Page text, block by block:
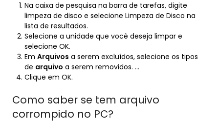
Na caixa de pesquisa na barra de tarefas, digite
limpeza de disco e selecione Limpeza de Disco na
lista de resultados.
Selecione a unidade que você deseja limpar e
selecione OK.
Em Arquivos a serem excluídos, selecione os tipos
de arquivo a serem removidos. …
Clique em OK.
Como saber se tem arquivo
corrompido no PC?